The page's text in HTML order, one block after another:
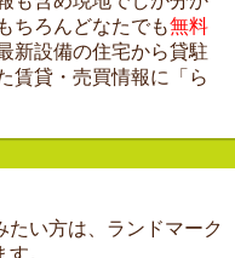
ちろんどなたでも無料
新設備の住宅から貸駐
賃貸・売買情報に「ら
たい方は、ランドマーク
。